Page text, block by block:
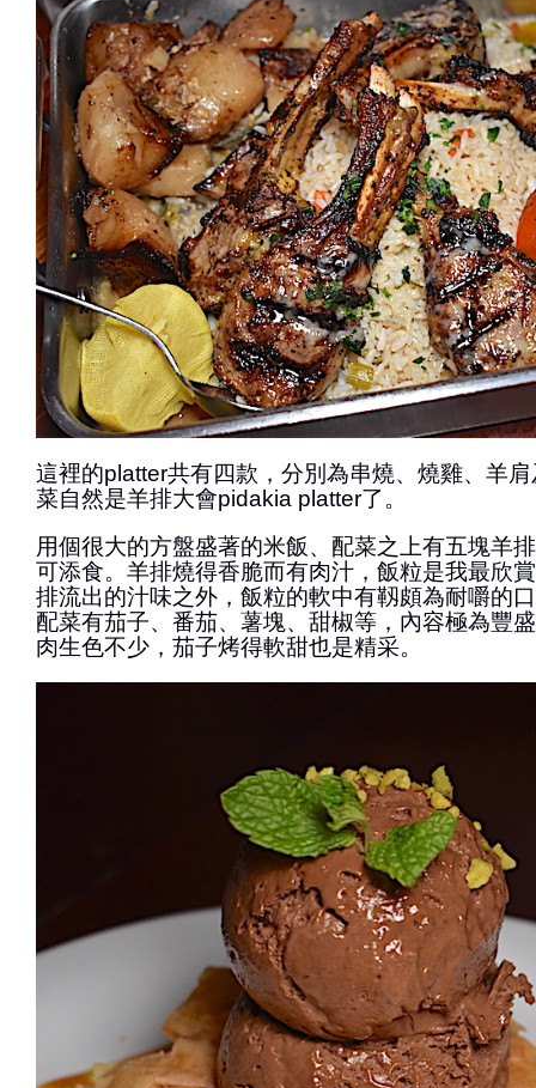
這裡的platter共有四款，分別為串燒、燒雞、羊
菜自然是羊排大會pidakia platter了。
用個很大的方盤盛著的米飯、配菜之上有五塊羊
可添食。羊排燒得香脆而有肉汁，飯粒是我最欣
排流出的汁味之外，飯粒的軟中有靱頗為耐嚼的
配菜有茄子、番茄、薯塊、甜椒等，內容極為豐
肉生色不少，茄子烤得軟甜也是精采。